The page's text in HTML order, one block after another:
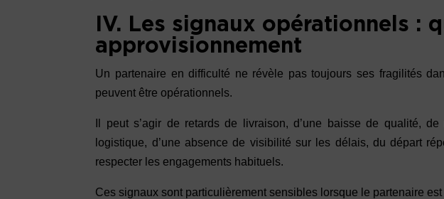
IV. Les signaux opérationnels :
approvisionnement
Un partenaire en difficulté ne révèle pas toujours ses fragilités
peuvent être opérationnels.
Il peut s’agir de retards de livraison, d’une baisse de qualité,
logistique, d’une absence de visibilité sur les délais, du départ
respecter les engagements habituels.
Ces signaux sont particulièrement sensibles lorsque le partenaire